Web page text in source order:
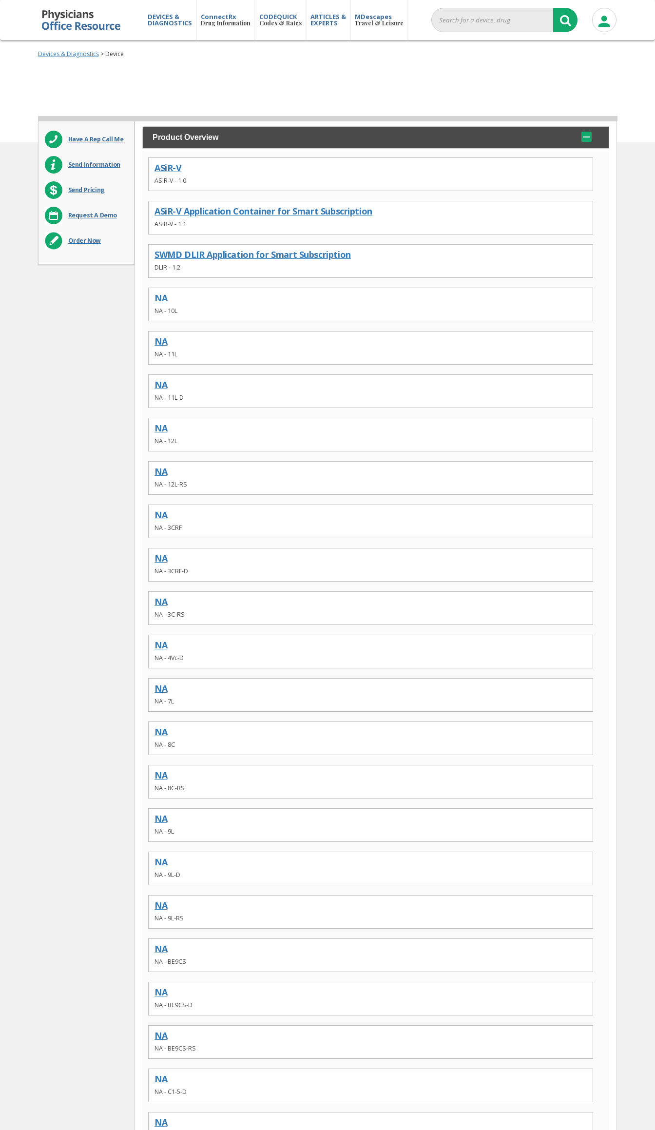
DEVICES &
DIAGNOSTICS
ConnectRx
Drug Information
CODEQUICK
Codes & Rates
ARTICLES &
EXPERTS
MDescapes
Travel & Leisure
Devices & Diagnostics> Device
Have A Rep Call Me
Send Information
Send Pricing
Request A Demo
Order Now
Product Overview
ASiR-V
ASiR-V - 1.0
ASiR-V Application Container for Smart Subscription
ASiR-V - 1.1
SWMD DLIR Application for Smart Subscription
DLIR - 1.2
NA
NA - 10L
NA
NA - 11L
NA
NA - 11L-D
NA
NA - 12L
NA
NA - 12L-RS
NA
NA - 3CRF
NA
NA - 3CRF-D
NA
NA - 3C-RS
NA
NA - 4Vc-D
NA
NA - 7L
NA
NA - 8C
NA
NA - 8C-RS
NA
NA - 9L
NA
NA - 9L-D
NA
NA - 9L-RS
NA
NA - BE9CS
NA
NA - BE9CS-D
NA
NA - BE9CS-RS
NA
NA - C1-5-D
NA